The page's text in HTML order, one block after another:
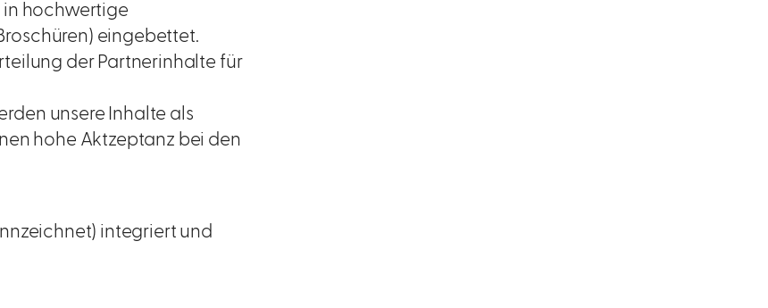
in hochwertige
eingebettet.
der Partnerinhalte für
unsere Inhalte als
hohe Aktzeptanz bei den
integriert und